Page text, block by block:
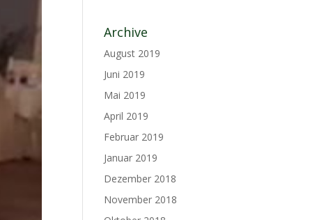
Archive
August 2019
Juni 2019
Mai 2019
April 2019
Februar 2019
Januar 2019
Dezember 2018
November 2018